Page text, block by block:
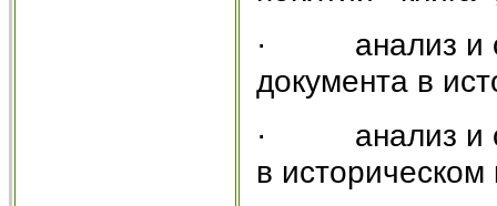
· анализ и
документа в
· анализ и
в историческом